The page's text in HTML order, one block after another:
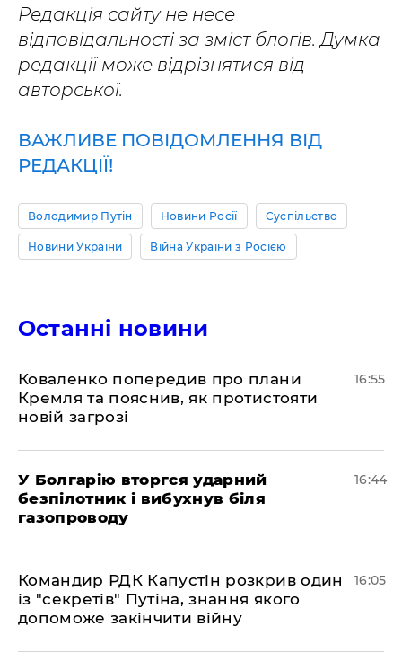
Редакція сайту не несе
відповідальності за зміст блогів. Думка
редакції може відрізнятися від
авторської.
ВАЖЛИВЕ ПОВІДОМЛЕННЯ ВІД
РЕДАКЦІЇ!
Володимир Путін Новини Росії Суспільство
Новини України Війна України з Росією
Останні новини
Коваленко попередив про плани
Кремля та пояснив, як протистояти
новій загрозі
16:55
У Болгарію вторгся ударний
безпілотник і вибухнув біля
газопроводу
16:44
Командир РДК Капустін розкрив один
із "секретів" Путіна, знання якого
допоможе закінчити війну
16:05